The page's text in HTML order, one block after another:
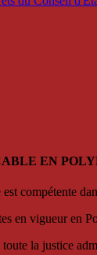
EN
compétente
en vigueur en
la justice